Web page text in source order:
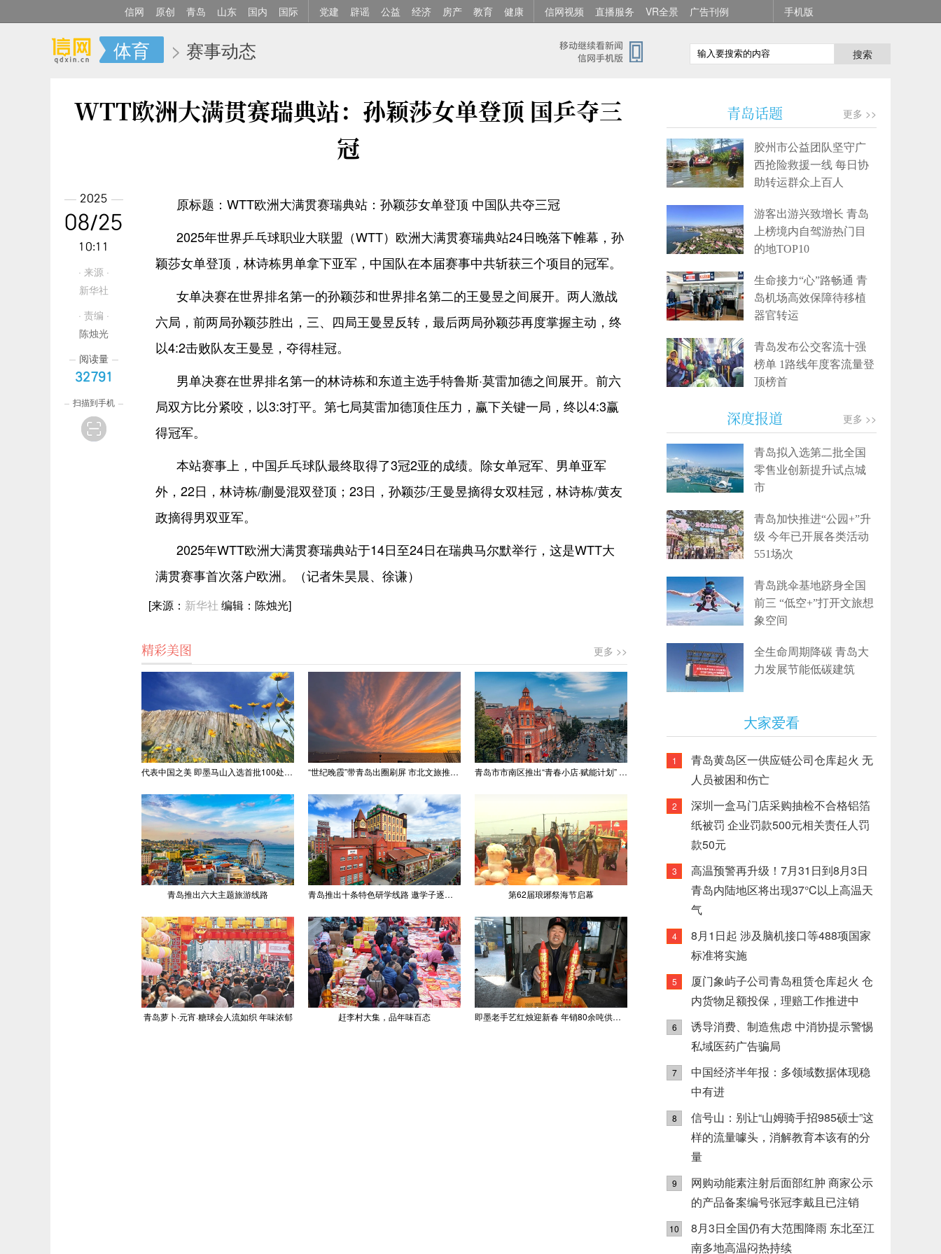
信网 原创 青岛 山东 国内 国际 党建 辟谣 公益 经济 房产 教育 健康 信网视频 直播服务 VR全景 广告刊例 手机版
体育 > 赛事动态 搜索
WTT欧洲大满贯赛瑞典站：孙颖莎女单登顶 国乒夺三
冠
原标题：WTT欧洲大满贯赛瑞典站：孙颖莎女单登顶 中国队共夺三冠
2025年世界乒乓球职业大联盟（WTT）欧洲大满贯赛瑞典站24日晚落下帷幕，孙
颖莎女单登顶，林诗栋男单拿下亚军，中国队在本届赛事中共斩获三个项目的冠军。
女单决赛在世界排名第一的孙颖莎和世界排名第二的王曼昱之间展开。两人激战
六局，前两局孙颖莎胜出，三、四局王曼昱反转，最后两局孙颖莎再度掌握主动，终
以4:2击败队友王曼昱，夺得桂冠。
男单决赛在世界排名第一的林诗栋和东道主选手特鲁斯·莫雷加德之间展开。前六
局双方比分紧咬，以3:3打平。第七局莫雷加德顶住压力，赢下关键一局，终以4:3赢
得冠军。
本站赛事上，中国乒乓球队最终取得了3冠2亚的成绩。除女单冠军、男单亚军
外，22日，林诗栋/蒯曼混双登顶；23日，孙颖莎/王曼昱摘得女双桂冠，林诗栋/黄友
政摘得男双亚军。
2025年WTT欧洲大满贯赛瑞典站于14日至24日在瑞典马尔默举行，这是WTT大
满贯赛事首次落户欧洲。（记者朱昊晨、徐谦）
[来源： 新华社 编辑：陈烛光]
精彩美图 更多 >>
代表中国之美 即墨马山入选首批100处“美丽中国打卡点” “世纪晚霞”带青岛出圈刷屏 市北文旅推出精品线路 青岛市市南区推出“青春小店·赋能计划” 聚满青岛温情
青岛推出六大主题旅游线路 青岛推出十条特色研学线路 邀学子逐梦深蓝探知山海 第62届琅琊祭海节启幕
青岛萝卜·元宵·糖球会人流如织 年味浓郁 赶李村大集，品年味百态 即墨老手艺红烛迎新春 年销80余吨供不应求
2025
08/25
10:11
· 来源 ·
新华社
· 责编 ·
陈烛光
阅读量
32791
扫描到手机
青岛话题 更多 >>
胶州市公益团队坚守广
西抢险救援一线 每日协
助转运群众上百人
游客出游兴致增长 青岛
上榜境内自驾游热门目
的地TOP10
生命接力“心”路畅通 青
岛机场高效保障待移植
器官转运
青岛发布公交客流十强
榜单 1路线年度客流量登
顶榜首
深度报道 更多 >>
青岛拟入选第二批全国
零售业创新提升试点城
市
青岛加快推进“公园+”升
级 今年已开展各类活动
551场次
青岛跳伞基地跻身全国
前三 “低空+”打开文旅想
象空间
全生命周期降碳 青岛大
力发展节能低碳建筑
大家爱看
1
青岛黄岛区一供应链公司仓库起火 无
人员被困和伤亡
2
深圳一盒马门店采购抽检不合格铝箔
纸被罚 企业罚款500元相关责任人罚
款50元
3
高温预警再升级！7月31日到8月3日
青岛内陆地区将出现37°C以上高温天
气
4
8月1日起 涉及脑机接口等488项国家
标准将实施
5
厦门象屿子公司青岛租赁仓库起火 仓
内货物足额投保，理赔工作推进中
6
诱导消费、制造焦虑 中消协提示警惕
私域医药广告骗局
7
中国经济半年报：多领域数据体现稳
中有进
8
信号山：别让“山姆骑手招985硕士”这
样的流量噱头，消解教育本该有的分
量
9
网购动能素注射后面部红肿 商家公示
的产品备案编号张冠李戴且已注销
10
8月3日全国仍有大范围降雨 东北至江
南多地高温闷热持续